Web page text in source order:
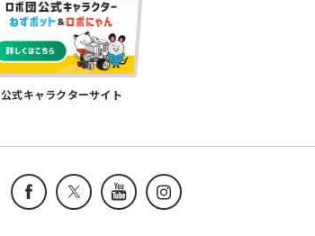
公式キャラクターサイト